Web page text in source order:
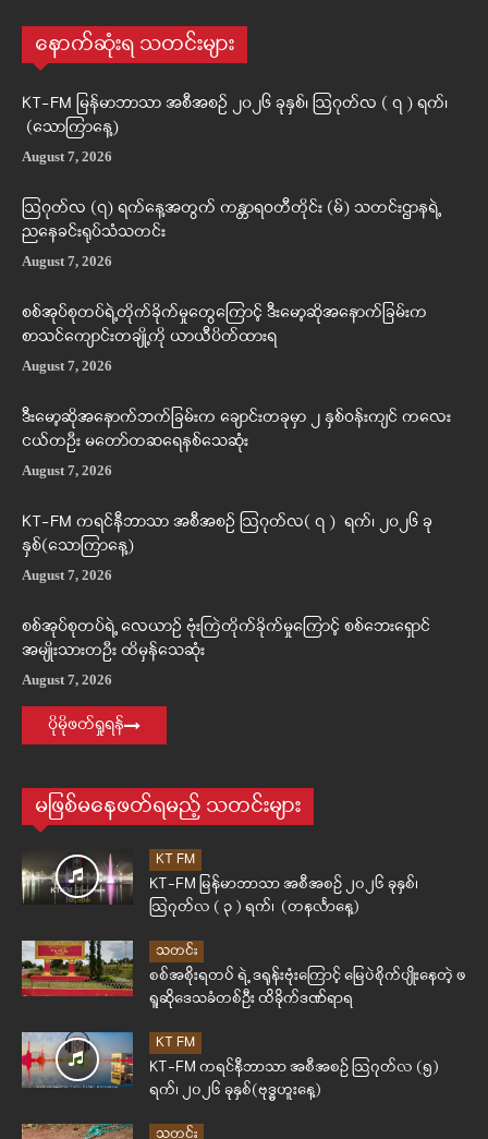
နောက်ဆုံးရ သတင်းများ
KT-FM မြန်မာဘာသာ အစီအစဉ် ၂၀၂၆ ခုနှစ်၊ ဩဂုတ်လ ( ၇ ) ရက်၊
(သောကြာနေ့)
August 7, 2026
ဩဂုတ်လ (၇) ရက်နေ့အတွက် ကန္တာရဝတီတိုင်း (မ်) သတင်းဌာနရဲ့
ညနေခင်းရုပ်သံသတင်း
August 7, 2026
စစ်အုပ်စုတပ်ရဲ့တိုက်ခိုက်မှုတွေကြောင့် ဒီးမော့ဆိုအနောက်ခြမ်းက
စာသင်ကျောင်းတချို့ကို ယာယီပိတ်ထားရ
August 7, 2026
ဒီးမော့ဆိုအနောက်ဘက်ခြမ်းက ချောင်းတခုမှာ ၂ နှစ်ဝန်းကျင် ကလေး
ငယ်တဦး မတော်တဆရေနစ်သေဆုံး
August 7, 2026
KT-FM ကရင်နီဘာသာ အစီအစဉ် ဩဂုတ်လ( ၇ ) ရက်၊ ၂၀၂၆ ခု
နှစ်(သောကြာနေ့)
August 7, 2026
စစ်အုပ်စုတပ်ရဲ့ လေယာဉ် ဗုံးကြဲတိုက်ခိုက်မှုကြောင့် စစ်ဘေးရှောင်
အမျိုးသားတဦး ထိမှန်သေဆုံး
August 7, 2026
ပိုမိုဖတ်ရှုရန်
မဖြစ်မနေဖတ်ရမည့် သတင်းများ
KT FM
KT-FM မြန်မာဘာသာ အစီအစဉ် ၂၀၂၆ ခုနှစ်၊
ဩဂုတ်လ ( ၃ ) ရက်၊ (တနင်္လာနေ့)
သတင်း
စစ်အစိုးရတပ် ရဲ့ ဒရုန်းဗုံးကြောင့် မြေပဲစိုက်ပျိုးနေတဲ့ ဖ
ရူဆိုဒေသခံတစ်ဦး ထိခိုက်ဒဏ်ရာရ
KT FM
KT-FM ကရင်နီဘာသာ အစီအစဉ် ဩဂုတ်လ (၅)
ရက်၊ ၂၀၂၆ ခုနှစ်(ဗုဒ္ဓဟူးနေ့)
သတင်း